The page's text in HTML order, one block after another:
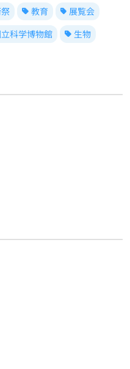
教育
展覧会
科学博物館
生物